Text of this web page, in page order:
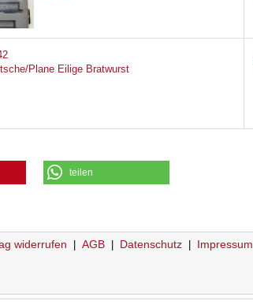
Plane Eilige Bratwurst
teilen
widerrufen AGB Datenschutz Impressum